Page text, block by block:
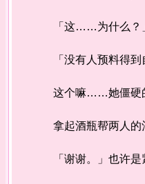
「这……为什么？」
「没有人预料得到
这个嘛……她僵硬的
拿起酒瓶帮两人的
「谢谢。」也许是